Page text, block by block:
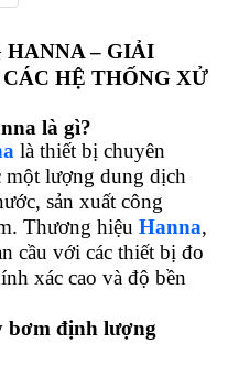
– GIẢI
HỆ THỐNG XỬ
là gì?
là thiết bị chuyên
một lượng dung dịch
sản xuất công
Thương hiệu Hanna,
cầu với các thiết bị đo
xác cao và độ bền
bơm định lượng